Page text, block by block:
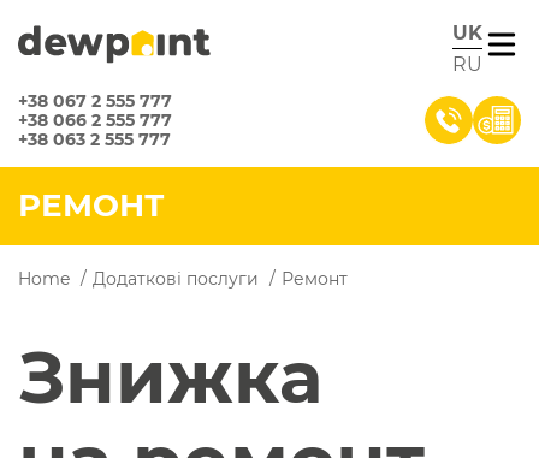
+38 067 2 555 777
+38 066 2 555 777
+38 063 2 555 777
UK
RU
РЕМОНТ
Home / Додаткові послуги / Ремонт
Знижка